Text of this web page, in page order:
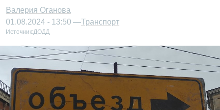
Валерия Оганова
01.08.2024 - 13:50 —Транспорт
Источник:ДОДД